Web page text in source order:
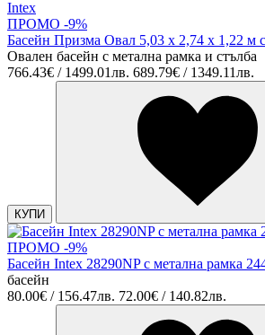
ПРОМО -9%
Басейн Призма Овал 5,03 х 2,74 х 1,22 м
Овален басейн с метална рамка и стълба
766.43€ / 1499.01лв. 689.79€ / 1349.11лв.
КУПИ
ПРОМО -9%
Басейн Intex 28290NP с метална рамка
басейн
80.00€ / 156.47лв. 72.00€ / 140.82лв.